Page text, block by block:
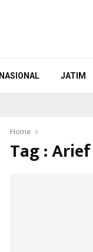
NASIONAL JATIM
Home
Tag :